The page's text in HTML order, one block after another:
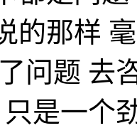
的那样
问题 去
是一个